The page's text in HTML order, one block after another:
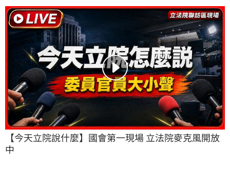
【今天立院說什麼】國會第一現場 立法院麥克風開放
中